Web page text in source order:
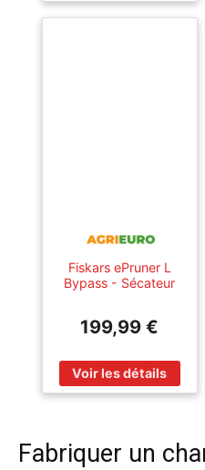
Fiskars ePruner L
Bypass - Sécateur
30 mm - SANS
CHARGEUR
199,99 €
Fabriquer un